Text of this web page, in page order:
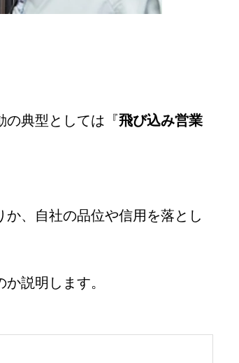
よくある質問
の典型としては『飛び込み営業
、自社の品位や信用を落とし
説明します。